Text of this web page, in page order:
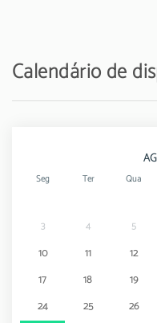
Aeroporto - Aeroporto de
Calendário de
Seg Ter Qua
3
4 5
10
11 12
17
18 19
24
25 26